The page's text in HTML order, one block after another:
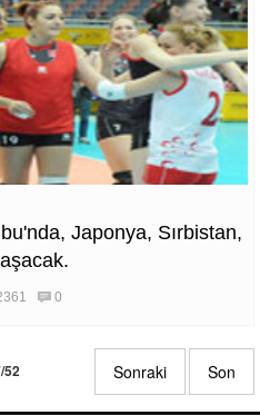
sonucu geriye
olduğu günden bu
kalan Nihat'ın füzesiyle
Japonya, Sırbistan,
0
52 Sonraki Son